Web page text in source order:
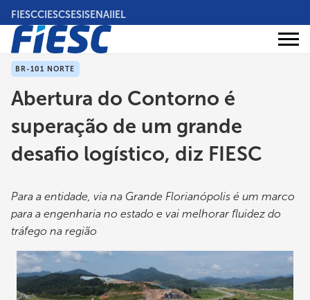
Pular
para
conteúdo
principal
FIESCCIESCSESISENAIIEL
Áreas
BR-101 NORTE
Abertura do Contorno é
superação de um grande
desafio logístico, diz FIESC
Para a entidade, via na Grande Florianópolis é um marco
para a engenharia no estado e vai melhorar fluidez do
tráfego na região